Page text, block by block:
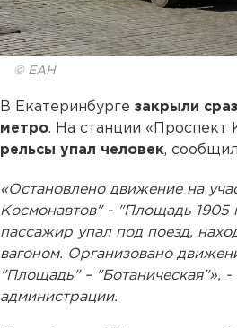
© ЕАН
В Екатеринбурге закрыли
метро. На станции «Проспект
рельсы упал человек,
«Остановлено движение на
Космонавтов" - "Площадь 1905
пассажир упал под поезд,
вагоном. Организовано
"Площадь" – "Ботаническая"», -
администрации.